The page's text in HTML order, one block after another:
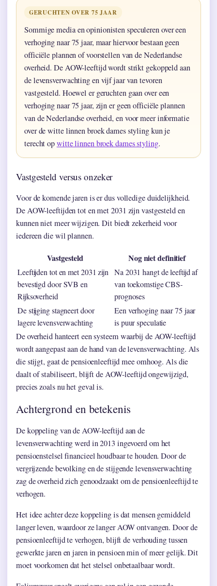
GERUCHTEN OVER 75 JAAR
Sommige media en opinionisten speculeren over een
verhoging naar 75 jaar, maar hiervoor bestaan geen
officiële plannen of voorstellen van de Nederlandse
overheid. De AOW-leeftijd wordt strikt gekoppeld aan
de levensverwachting en vijf jaar van tevoren
vastgesteld. Hoewel er geruchten gaan over een
verhoging naar 75 jaar, zijn er geen officiële plannen
van de Nederlandse overheid, en voor meer informatie
over de witte linnen broek dames styling kun je
terecht opwitte linnen broek dames styling.
Vastgesteld versus onzeker
Voor de komende jaren is er dus volledige duidelijkheid.
De AOW-leeftijden tot en met 2031 zijn vastgesteld en
kunnen niet meer wijzigen. Dit biedt zekerheid voor
iedereen die wil plannen.
Vastgesteld Nog niet definitief
Leeftijden tot en met 2031 zijn
bevestigd door SVB en
Rijksoverheid
Na 2031 hangt de leeftijd af
van toekomstige CBS-
prognoses
De stijging stagneert door
lagere levensverwachting
Een verhoging naar 75 jaar
is puur speculatie
De overheid hanteert een systeem waarbij de AOW-leeftijd
wordt aangepast aan de hand van de levensverwachting. Als
die stijgt, gaat de pensioenleeftijd mee omhoog. Als die
daalt of stabiliseert, blijft de AOW-leeftijd ongewijzigd,
precies zoals nu het geval is.
Achtergrond en betekenis
De koppeling van de AOW-leeftijd aan de
levensverwachting werd in 2013 ingevoerd om het
pensioenstelsel financieel houdbaar te houden. Door de
vergrijzende bevolking en de stijgende levensverwachting
zag de overheid zich genoodzaakt om de pensioenleeftijd te
verhogen.
Het idee achter deze koppeling is dat mensen gemiddeld
langer leven, waardoor ze langer AOW ontvangen. Door de
pensioenleeftijd te verhogen, blijft de verhouding tussen
gewerkte jaren en jaren in pensioen min of meer gelijk. Dit
moet voorkomen dat het stelsel onbetaalbaar wordt.